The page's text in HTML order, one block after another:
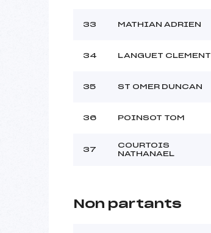
33 MATHIAN ADRIEN
34 LANGUET CLEMENT
35 ST OMER DUNCAN
36 POINSOT TOM
37
COURTOIS
NATHANAEL
Non partants